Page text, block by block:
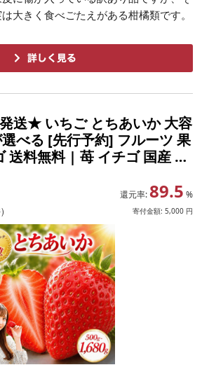
大きく食べごたえがある柑橘類です。
送★ いちご とちあいか 大容
べる [先行予約] フルーツ 果
送料無料 | 苺 イチゴ 国産 数
果物 ふるさと納税 くだもの
還元率: 89.5 %
寄付金額: 5,000 円
)